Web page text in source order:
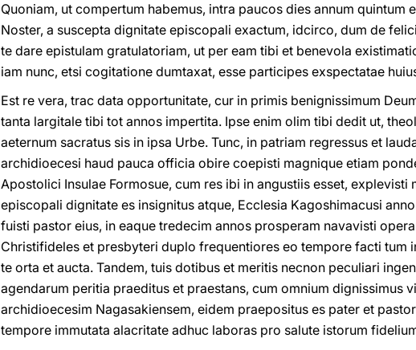
Quoniam, ut compertum habemus, intra paucos dies annum quintum
Noster, a suscepta dignitate episcopali exactum, idcirco, dum de
te dare epistulam gratulatoriam, ut per eam tibi et benevola
iam nunc, etsi cogitatione dumtaxat, esse participes exspectatae
Est re vera, trac data opportunitate, cur in primis benignissimum
tanta largitale tibi tot annos impertita. Ipse enim olim tibi dedit ut,
aeternum sacratus sis in ipsa Urbe. Tunc, in patriam regressus et
archidioecesi haud pauca officia obire coepisti magnique etiam
Apostolici Insulae Formosue, cum res ibi in angustiis esset,
episcopali dignitate es insignitus atque, Ecclesia Kagoshimacusi
fuisti pastor eius, in eaque tredecim annos prosperam navavisti
Christifideles et presbyteri duplo frequentiores eo tempore facti tum
te orta et aucta. Tandem, tuis dotibus et meritis necnon peculiari
agendarum peritia praeditus et praestans, cum omnium dignissimus
archidioecesim Nagasakiensem, eidem praepositus es pater et
tempore immutata alacritate adhuc laboras pro salute istorum